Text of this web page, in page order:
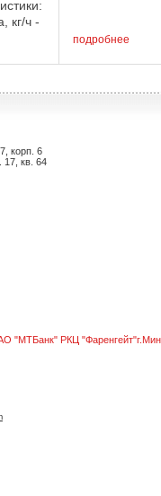
кг/ч -
подробнее
корп. 6
17, кв. 64
"МТБанк" РКЦ